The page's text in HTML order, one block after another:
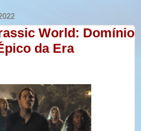
World: Domínio
da Era